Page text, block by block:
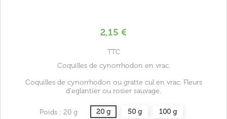
2,15 €
TTC
Coquilles de cynorrhodon en vrac.
Coquilles de cynorrhodon ou gratte cul en vrac. Fleurs
d'eglantier ou rosier sauvage.
Poids : 20 g 20 g 50 g 100 g